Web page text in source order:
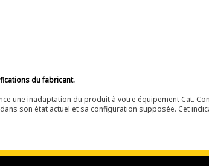
du fabricant.
une inadaptation du produit à votre équipement Cat.
son état actuel et sa configuration supposée. Cet